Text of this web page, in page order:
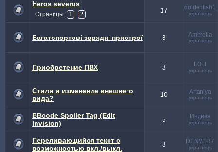
Heros severus
Страницы: 1 2
17 goldenfish1
українець
Багатопортові зарядні пристрої 3 Ambrella
українець
Приобретение ПВХ 8 LOLI
українець
Стили и изменение внешнего
вида?
10 Artaniya
українець
BBcode Spoiler Tag (Edit
Invision)
5 Индива
українець
Переливающийся текст с
возможностью вкл./выкл.
3 DENVER7
українець